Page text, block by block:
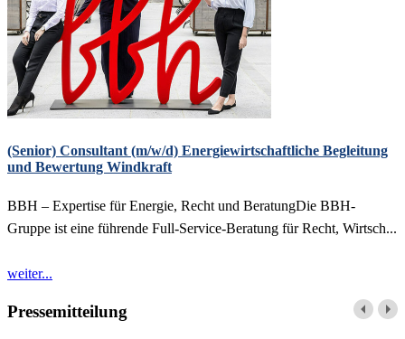
(Senior) Consultant (m/w/d) Energiewirtschaftliche Begleitung
und Bewertung Windkraft
BBH – Expertise für Energie, Recht und BeratungDie BBH-
Gruppe ist eine führende Full-Service-Beratung für Recht, Wirtsch...
weiter...
Pressemitteilung